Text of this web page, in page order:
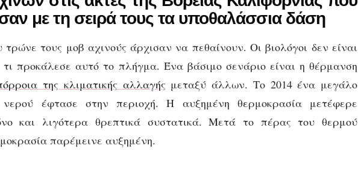
με τη σειρά τους τα υποθαλάσσια δάση
τρώνε τους μοβ αχινούς άρχισαν να πεθαίνουν. Οι βιολόγοι δεν είναι
τι προκάλεσε αυτό το πλήγμα. Ένα βάσιμο σενάριο είναι η θέρμανση
της κλιματικής αλλαγής μεταξύ άλλων. Το 2014 ένα μεγάλο
έφτασε στην περιοχή. Η αυξημένη θερμοκρασία μετέφερε
και λιγότερα θρεπτικά συστατικά. Μετά το πέρας του θερμού
παρέμεινε αυξημένη.